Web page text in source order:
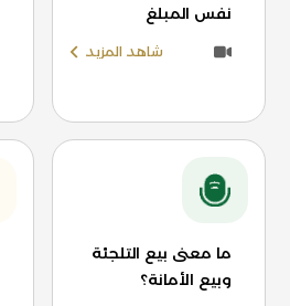
نفس المبلغ
شاهد المزيد
ما معنى بيع التلجئة
وبيع الأمانة؟